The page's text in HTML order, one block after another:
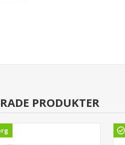
PRODUKTER